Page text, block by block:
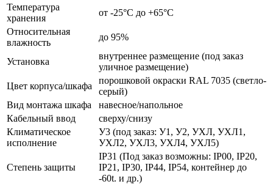
Температура
хранения
от -25°C до +65°C
Относительная
влажность
до 95%
Установка
внутреннее размещение (под заказ
уличное размещение)
Цвет корпуса/шкафа
порошковой окраски RAL 7035 (светло-
серый)
Вид монтажа шкафа
навесное/напольное
Кабельный ввод
сверху/снизу
Климатическое
исполнение
У3 (под заказ: У1, У2, УХЛ, УХЛ1,
УХЛ2, УХЛ3, УХЛ4, УХЛ5)
Степень защиты
IP31 (Под заказ возможны: IP00, IP20,
IP21, IP30, IP44, IP54, контейнер до
-60t. и др.)